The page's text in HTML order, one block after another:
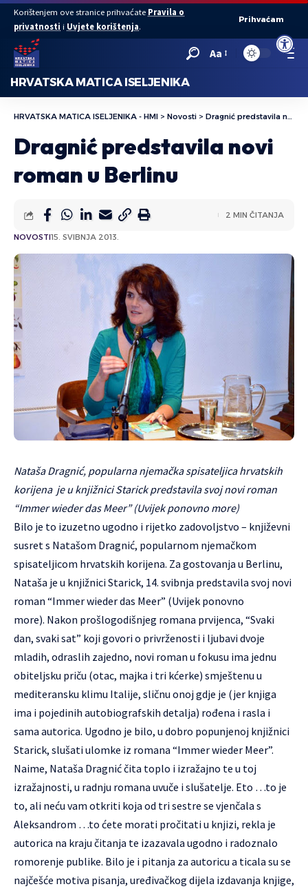
Open
Korištenjem ove stranice prihvaćate Pravila o
privatnosti i Uvjete korištenja.
Prihvaćam
Aa
HRVATSKA MATICA ISELJENIKA
HRVATSKA MATICA ISELJENIKA - HMI > Novosti > Dragnić predstavila novi roman u Berlinu
Dragnić predstavila novi
roman u Berlinu
NOVOSTI15. SVIBNJA 2013.
2 MIN ČITANJA
Nataša Dragnić, popularna njemačka spisateljica hrvatskih
korijena je u knjižnici Starick predstavila svoj novi roman
“Immer wieder das Meer” (Uvijek ponovno more)
Bilo je to izuzetno ugodno i rijetko zadovoljstvo – književni
susret s Natašom Dragnić, popularnom njemačkom
spisateljicom hrvatskih korijena. Za gostovanja u Berlinu,
Nataša je u knjižnici Starick, 14. svibnja predstavila svoj novi
roman “Immer wieder das Meer” (Uvijek ponovno
more). Nakon prošlogodišnjeg romana prvijenca, “Svaki
dan, svaki sat” koji govori o privrženosti i ljubavi dvoje
mladih, odraslih zajedno, novi roman u fokusu ima jednu
obiteljsku priču (otac, majka i tri kćerke) smještenu u
mediteransku klimu Italije, sličnu onoj gdje je (jer knjiga
ima i pojedinih autobiografskih detalja) rođena i rasla i
sama autorica. Ugodno je bilo, u dobro popunjenoj knjižnici
Starick, slušati ulomke iz romana “Immer wieder Meer”.
Naime, Nataša Dragnić čita toplo i izražajno te u toj
izražajnosti, u radnju romana uvuče i slušatelje. Eto …to je
to, ali neću vam otkriti koja od tri sestre se vjenčala s
Aleksandrom …to ćete morati pročitati u knjizi, rekla je
autorica na kraju čitanja te izazavala ugodno i radoznalo
romorenje publike. Bilo je i pitanja za autoricu a ticala su se
najčešće motiva pisanja, uređivačkog dijela izdavanja knjige,